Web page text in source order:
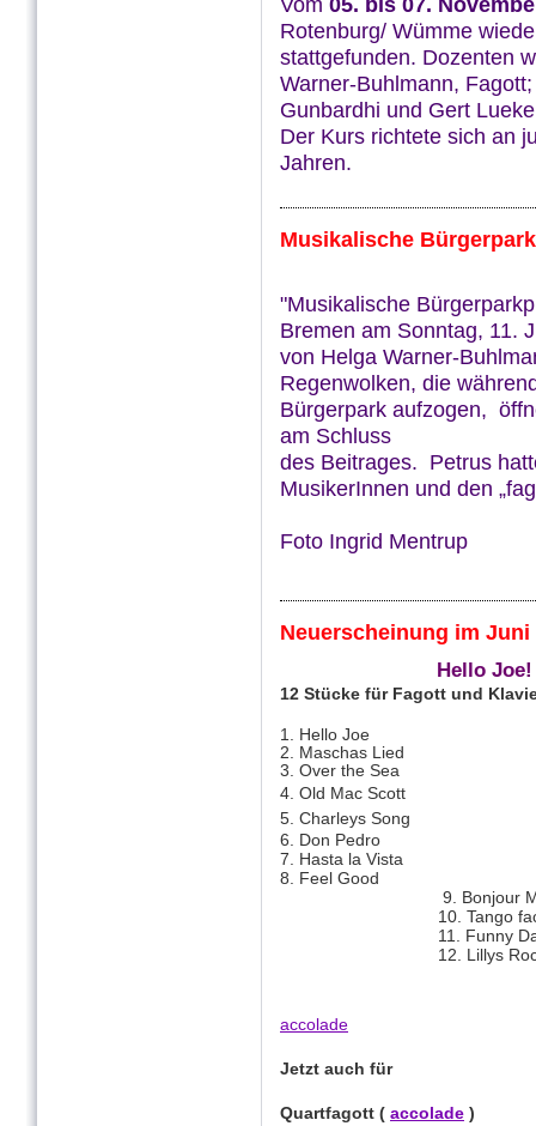
Vom 05. bis 07.
Rotenburg/ Wümme
stattgefunden. Dozenten
Warner-Buhlmann,
Gunbardhi und Gert
Der Kurs richtete sich an
Jahren.
Musikalische
"Musikalische
Bremen am Sonntag, 11.
von Helga Warner-
Regenwolken, die
Bürgerpark aufzogen,
am Schluss
des Beitrages. Petrus
MusikerInnen und den
Foto Ingrid Mentrup
Neuerscheinung im
Hello Joe!
12 Stücke für Fagott und
1. Hello Joe
2. Maschas Lied
3. Over the Sea
4. Old Mac Scott
5. Charleys Song
6. Don Pedro
7. Hasta la Vista
8. Feel Good
9. Bonjour
10. Tango
11. Funny
12. Lillys
accolade
Jetzt auch für
Quartfagott ( accolade )